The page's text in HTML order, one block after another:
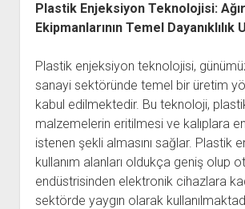
Plastik Enjeksiyon Teknolojisi:
Ekipmanlarının Temel Dayanıklılık
Plastik enjeksiyon teknolojisi,
sanayi sektöründe temel bir üretim
kabul edilmektedir. Bu teknoloji,
malzemelerin eritilmesi ve kalıplara
istenen şekli almasını sağlar. Plastik
kullanım alanları oldukça geniş olup
endüstrisinden elektronik cihazlara
sektörde yaygın olarak